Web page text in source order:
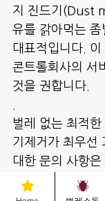
지 진드기(Dust
유를 갉아먹는
대표적입니다.
콘트롤회사의 서
것을 권합니다.
벌레 없는 최적
기제거가 최우선
대한 문의 사항
릴 것이며 긴급